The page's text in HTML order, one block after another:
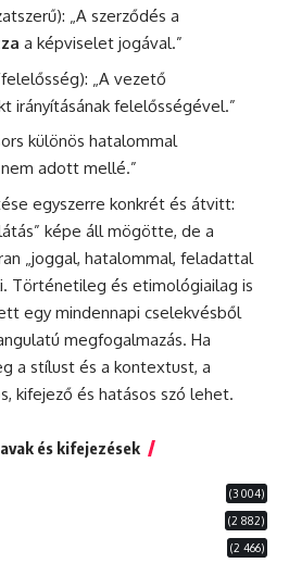
„A szerződés a
a képviselet jogával.”
„A vezető
irányításának felelősségével.”
különös hatalommal
adott mellé.”
egyszerre konkrét és átvitt:
képe áll mögötte, de a
„joggal, hatalommal, feladattal
Történetileg és etimológiailag is
egy mindennapi cselekvésből
megfogalmazás. Ha
a stílust és a kontextust, a
kifejező és hatásos szó lehet.
és kifejezések
(3 004)
(2 882)
(2 466)